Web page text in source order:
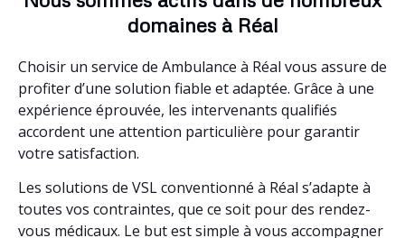
domaines à Réal
Choisir un service de Ambulance à Réal vous assure de
profiter d’une solution fiable et adaptée. Grâce à une
expérience éprouvée, les intervenants qualifiés
accordent une attention particulière pour garantir
votre satisfaction.
Les solutions de VSL conventionné à Réal s’adapte à
toutes vos contraintes, que ce soit pour des rendez-
vous médicaux. Le but est simple à vous accompagner